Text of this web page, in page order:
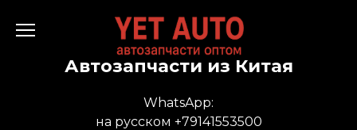
Автозапчасти из Китая
WhatsApp:
на русском +79141553500